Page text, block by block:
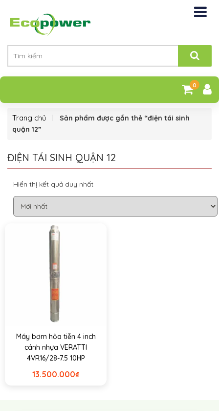
0
Trang chủ
Sản phẩm được gắn thẻ “điện tái sinh
quận 12”
ĐIỆN TÁI SINH QUẬN 12
Hiển thị kết quả duy nhất
Máy bơm hỏa tiễn 4 inch
cánh nhựa VERATTI
4VR16/28-7.5 10HP
₫
13.500.000